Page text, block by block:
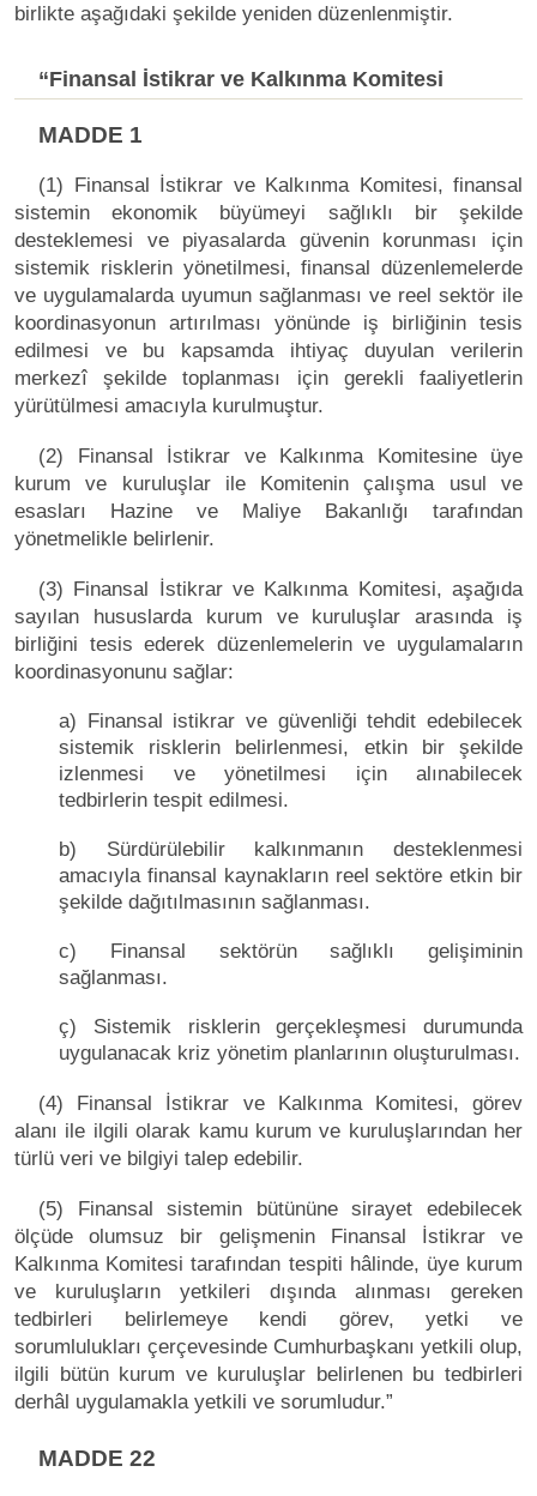
birlikte aşağıdaki şekilde yeniden düzenlenmiştir.
“Finansal İstikrar ve Kalkınma Komitesi
MADDE 1
(1) Finansal İstikrar ve Kalkınma Komitesi, finansal
sistemin ekonomik büyümeyi sağlıklı bir şekilde
desteklemesi ve piyasalarda güvenin korunması için
sistemik risklerin yönetilmesi, finansal düzenlemelerde
ve uygulamalarda uyumun sağlanması ve reel sektör ile
koordinasyonun artırılması yönünde iş birliğinin tesis
edilmesi ve bu kapsamda ihtiyaç duyulan verilerin
merkezî şekilde toplanması için gerekli faaliyetlerin
yürütülmesi amacıyla kurulmuştur.
(2) Finansal İstikrar ve Kalkınma Komitesine üye
kurum ve kuruluşlar ile Komitenin çalışma usul ve
esasları Hazine ve Maliye Bakanlığı tarafından
yönetmelikle belirlenir.
(3) Finansal İstikrar ve Kalkınma Komitesi, aşağıda
sayılan hususlarda kurum ve kuruluşlar arasında iş
birliğini tesis ederek düzenlemelerin ve uygulamaların
koordinasyonunu sağlar:
a) Finansal istikrar ve güvenliği tehdit edebilecek
sistemik risklerin belirlenmesi, etkin bir şekilde
izlenmesi ve yönetilmesi için alınabilecek
tedbirlerin tespit edilmesi.
b) Sürdürülebilir kalkınmanın desteklenmesi
amacıyla finansal kaynakların reel sektöre etkin bir
şekilde dağıtılmasının sağlanması.
c) Finansal sektörün sağlıklı gelişiminin
sağlanması.
ç) Sistemik risklerin gerçekleşmesi durumunda
uygulanacak kriz yönetim planlarının oluşturulması.
(4) Finansal İstikrar ve Kalkınma Komitesi, görev
alanı ile ilgili olarak kamu kurum ve kuruluşlarından her
türlü veri ve bilgiyi talep edebilir.
(5) Finansal sistemin bütününe sirayet edebilecek
ölçüde olumsuz bir gelişmenin Finansal İstikrar ve
Kalkınma Komitesi tarafından tespiti hâlinde, üye kurum
ve kuruluşların yetkileri dışında alınması gereken
tedbirleri belirlemeye kendi görev, yetki ve
sorumlulukları çerçevesinde Cumhurbaşkanı yetkili olup,
ilgili bütün kurum ve kuruluşlar belirlenen bu tedbirleri
derhâl uygulamakla yetkili ve sorumludur.”
MADDE 22